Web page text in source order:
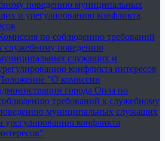
поведению муниципальных
и урегулированию конфликта
по соблюдению требований
служебному поведению
служащих и
конфликта интересов
"О комиссии
города Орла по
требований к служебному
муниципальных служащих
урегулированию конфликта